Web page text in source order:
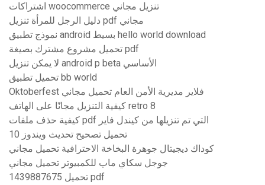
اشتراكات woocommerce تنزيل مجاني
دليل الرجل للمرأة تنزيل pdf مجاني
نموذج تطبيق android بسيط hello world download
تحميل مشروع مشترك بصيغة pdf
لا يمكن تنزيل android p beta الأساسي
تحميل تطبيق bb world
Oktoberfest فلاير مديرية الأمن العام تحميل مجاني
كيفية التنزيل مجانًا على الهاتف retro 8
كيفية حذف ملفات pdf التي تم تنزيلها من كيندل فاير
تحميل تصحيح تحديث ويندوز 10
كوداك ديجيتال جوهرة البخاخة الاحترافية تحميل مجاني
جوجل سكاي ماب للكمبيوتر تحميل مجاني
1439887675 تحميل pdf